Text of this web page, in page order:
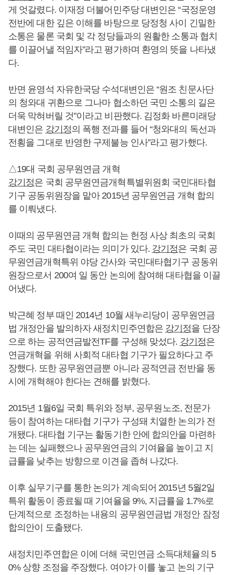
게 엇갈렸다. 이재정 더불어민주당 대변인은 “국정운영
전반에 대한 깊은 이해를 바탕으로 당정청 사이 긴밀한
소통은 물론 국회 및 각 정당들과의 원활한 소통과 협치
를 이끌어낼 적임자”라고 평가하며 환영의 뜻을 나타냈
다.
반면 윤영석 자유한국당 수석대변인은 “원조 친문사단
의 청와대 귀환으로 그나마 협소하던 국민 소통의 길은
더욱 막혀버릴 것”이라고 비판했다. 김정화 바른미래당
대변인은 강기정의 폭행 전과를 들어 “청와대의 독선과
전횡을 그대로 반영한 구제불능 인사”라고 평가했다.
△19대 국회 공무원연금 개혁
강기정은 국회 공무원연금개혁특별위원회 국민대타협
기구 공동위원장을 맡아 2015년 공무원연금 개혁 합의
를 이뤄냈다.
이때의 공무원연금 개혁 합의는 헌정 사상 최초의 국회
주도 국민 대타협이라는 의미가 있다. 강기정은 국회 공
무원연금개혁특위 야당 간사와 국민대타협기구 공동위
원장으로서 200여 일 동안 논의에 참여해 대타협을 이끌
어냈다.
박근혜 정부 때인 2014년 10월 새누리당이 공무원연금
법 개정안을 발의하자 새정치민주연합은 강기정을 단장
으로 하는 공적연금발전TF를 구성해 맞섰다. 강기정은
연금개혁을 위해 사회적 대타협 기구가 필요하다고 주
장했다. 또한 공무원연금뿐 아니라 공적연금 전반을 동
시에 개혁해야 한다는 견해를 밝혔다.
2015년 1월6일 국회 특위와 정부, 공무원노조, 전문가
등이 참여하는 대타협 기구가 구성돼 치열한 논의가 전
개됐다. 대타협 기구는 활동기한 안에 합의안을 마련하
는 데는 실패했으나 공무원연금의 기여율을 높이고 지
급률을 낮추는 방향으로 이견을 좁혀 나갔다.
이후 실무기구를 통한 논의가 계속되어 2015년 5월2일
특위 활동이 종료될 때 기여율을 9%, 지급률을 1.7%로
단계적으로 조정하는 내용의 공무원연금법 개정안 잠정
합의안이 도출됐다.
새정치민주연합은 이에 더해 국민연금 소득대체율의 5
0% 상향 조정을 주장했다. 여야가 이를 놓고 논의 기구